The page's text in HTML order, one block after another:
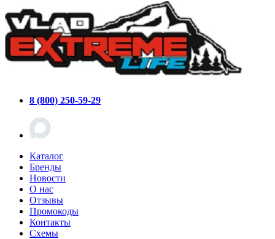
8 (800) 250-59-29
Каталог
Бренды
Новости
О нас
Отзывы
Промокоды
Контакты
Схемы